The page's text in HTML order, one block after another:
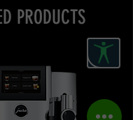
להתאים אישית את הטעם
שיתאימו להעדפות
המחסנית יש סימון
הכמות הנכונה.
המחסנית עשויה מפלסטיק
לשטיפה במדיח כלים.
*** תואם למכונה מדגם J8.
PRODUCTS